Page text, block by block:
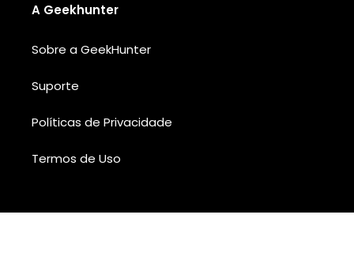
A Geekhunter
Sobre a GeekHunter
Suporte
Políticas de Privacidade
Termos de Uso